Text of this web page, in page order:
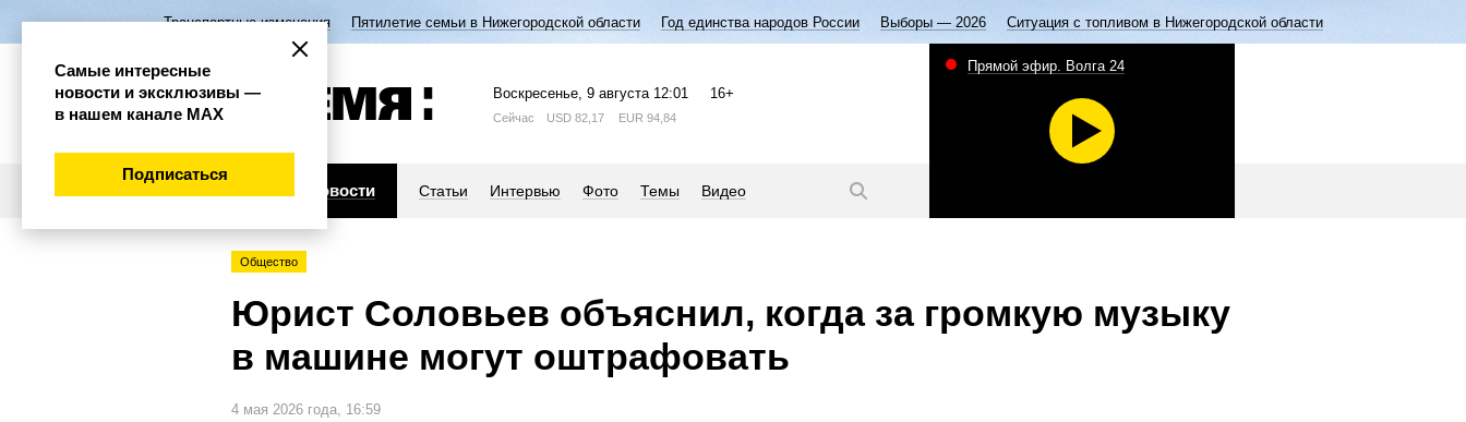
Транспортные изменения Пятилетие семьи в Нижегородской области Год единства народов России Выборы — 2026 Ситуация с топливом в Нижегородской области
Воскресенье, 9 августа 12:01 16+
Сейчас USD 82,17 EUR 94,84
Новости Статьи Интервью Фото Темы Видео
Прямой эфир. Волга 24
Общество
Юрист Соловьев объяснил, когда за громкую музыку
в машине могут оштрафовать
4 мая 2026 года, 16:59
Самые интересные
новости и эксклюзивы —
в нашем канале МАХ
Подписаться